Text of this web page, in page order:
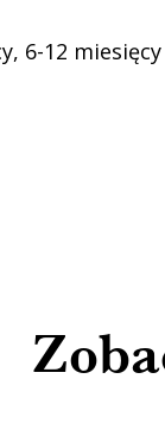
6-12 miesięcy